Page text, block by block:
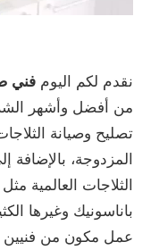
نقدم لكم اليوم فني
من أفضل وأشهر
تصليح وصيانة
المزدوجة، بالإضافة
الثلاجات العالمية
باناسونيك وغيرها
عمل مكون من فنيين